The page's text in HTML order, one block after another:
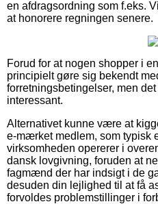
en afdragsordning som f.eks.
at honorere regningen senere.
Forud for at nogen shopper i
principielt gøre sig bekendt
forretningsbetingelser, men
interessant.
Alternativet kunne være at
e-mærket medlem, som typisk
virksomheden opererer i
dansk lovgivning, foruden at
fagmænd der har indsigt i de
desuden din lejlighed til at få
forvoldes problemstillinger i